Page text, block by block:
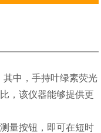
中，手持叶绿素荧光
，该仪器能够提供更
量按钮，即可在短时